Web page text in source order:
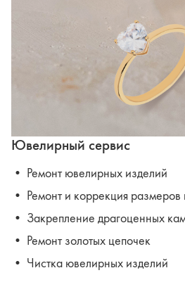
Ювелирный сервис
• Ремонт ювелирных изделий
• Ремонт и коррекция размеров
• Закрепление драгоценных
• Ремонт золотых цепочек
• Чистка ювелирных изделий